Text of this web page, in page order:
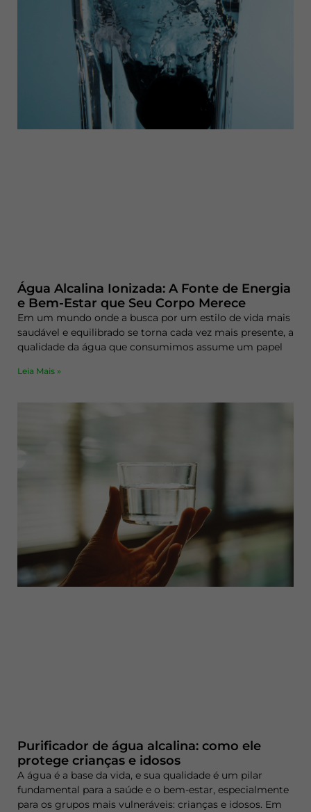
Água Alcalina Ionizada: A Fonte de Energia
e Bem-Estar que Seu Corpo Merece
Em um mundo onde a busca por um estilo de vida mais
saudável e equilibrado se torna cada vez mais presente, a
qualidade da água que consumimos assume um papel
Leia Mais »
Purificador de água alcalina: como ele
protege crianças e idosos
A água é a base da vida, e sua qualidade é um pilar
fundamental para a saúde e o bem-estar, especialmente
para os grupos mais vulneráveis: crianças e idosos. Em